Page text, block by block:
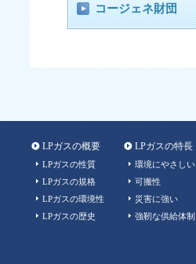
コージェネ財団
LPガスの概要
LPガスの性質
LPガスの規格
LPガスの環境性
LPガスの歴史
LPガスの特長
環境にやさしい
可搬性
災害に強い
強靭な供給体制